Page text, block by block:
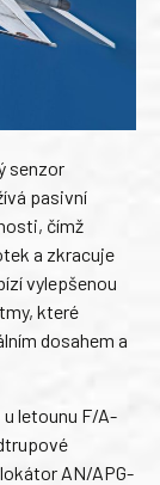
senzor
pasivní
čímž
a zkracuje
vylepšenou
které
dosahem a
u letounu F/A-
AN/APG-